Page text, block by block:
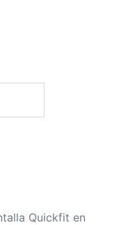
Quickfit en